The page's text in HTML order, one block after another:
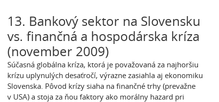
13. Bankový sektor na Slovensku
vs. finančná a hospodárska kríza
(november 2009)
Súčasná globálna kríza, ktorá je považovaná za najhoršiu
krízu uplynulých desaťročí, výrazne zasiahla aj ekonomiku
Slovenska. Pôvod krízy siaha na finančné trhy (prevažne
v USA) a stoja za ňou faktory ako morálny hazard pri